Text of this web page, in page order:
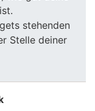
stehenden
Stelle deiner